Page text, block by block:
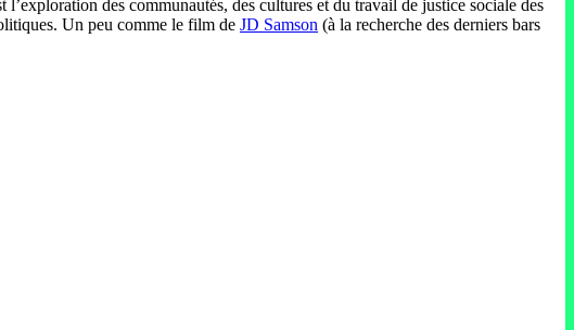
l’exploration des communautés, des cultures et du travail de justice sociale des
Un peu comme le film de JD Samson (à la recherche des derniers bars